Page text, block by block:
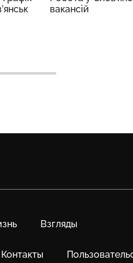
вакансій
Взгляды
Контакты